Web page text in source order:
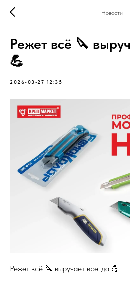
Новости
Режет всё 🔪
💪
2026-03-27 12:35
Режет всё 🔪 выручает всегда 💪